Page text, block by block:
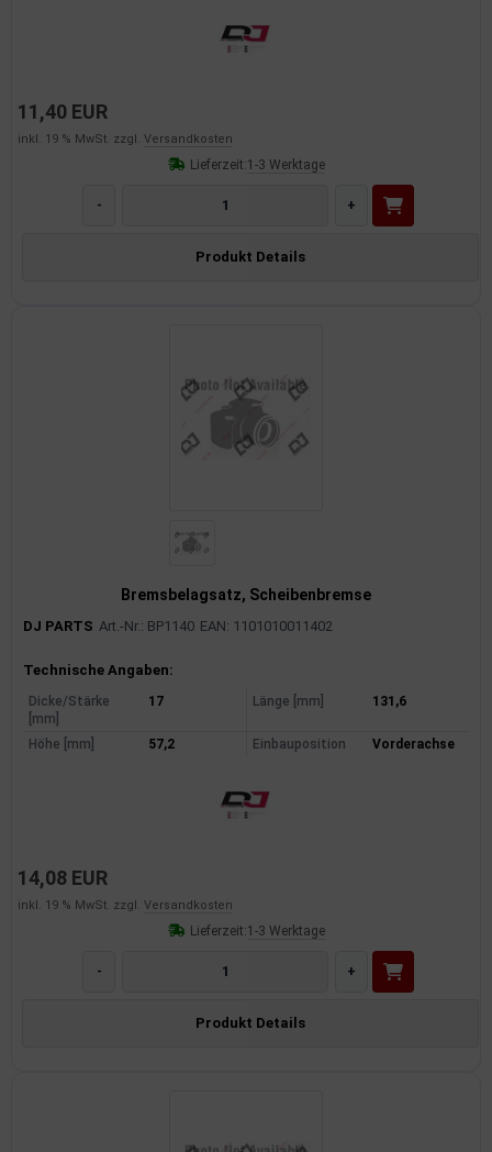
11,40 EUR
inkl. 19 % MwSt. zzgl. Versandkosten
Lieferzeit:1-3 Werktage
- +
Produkt Details
Bremsbelagsatz, Scheibenbremse
DJ PARTS Art.-Nr.: BP1140 EAN: 1101010011402
Produktinformationen
Technische Angaben:
Dicke/Stärke
[mm]
17 Länge [mm] 131,6
Höhe [mm] 57,2 Einbauposition Vorderachse
14,08 EUR
inkl. 19 % MwSt. zzgl. Versandkosten
Lieferzeit:1-3 Werktage
- +
Produkt Details